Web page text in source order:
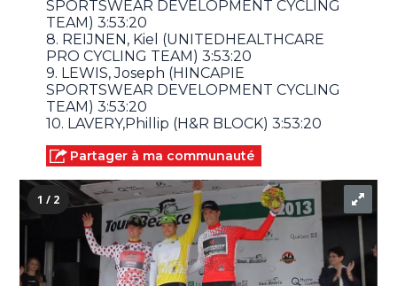
SPORTSWEAR DEVELOPMENT CYCLING
TEAM) 3:53:20
8. REIJNEN, Kiel (UNITEDHEALTHCARE
PRO CYCLING TEAM) 3:53:20
9. LEWIS, Joseph (HINCAPIE
SPORTSWEAR DEVELOPMENT CYCLING
TEAM) 3:53:20
10. LAVERY,Phillip (H&R BLOCK) 3:53:20
Partager à ma communauté
1 / 2